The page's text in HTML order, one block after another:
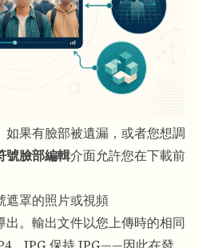
果有臉部被遺漏，或者您想調
號臉部編輯介面允許您在下載前
遮罩的照片或視頻
。輸出文件以您上傳時的相同